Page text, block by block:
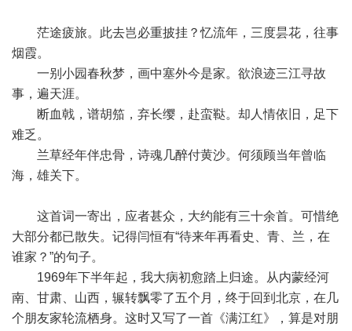
茫途疲旅。此去岂必重披挂？忆流年，三度昙花，往事
烟霞。
一别小园春秋梦，画中塞外今是家。欲浪迹三江寻故
事，遍天涯。
断血戟，谱胡笳，弃长缨，赴蛮鞑。却人情依旧，足下
难乏。
兰草经年伴忠骨，诗魂几醉付黄沙。何须顾当年曾临
海，雄关下。
这首词一寄出，应者甚众，大约能有三十余首。可惜绝
大部分都已散失。记得闫恒有“待来年再看史、青、兰，在
谁家？”的句子。
1969年下半年起，我大病初愈踏上归途。从内蒙经河
南、甘肃、山西，辗转飘零了五个月，终于回到北京，在几
个朋友家轮流栖身。这时又写了一首《满江红》，算是对朋